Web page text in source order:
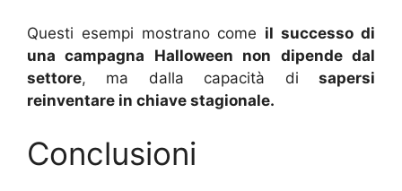
Questi esempi mostrano come il successo di
una campagna Halloween non dipende dal
settore, ma dalla capacità di sapersi
reinventare in chiave stagionale.
Conclusioni